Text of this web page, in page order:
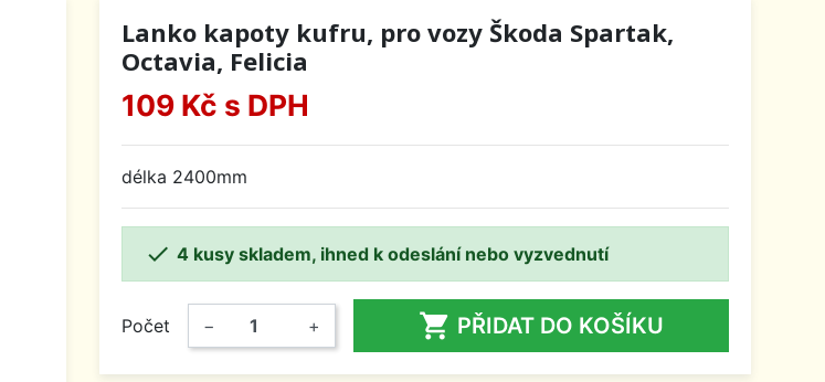
Lanko kapoty kufru, pro vozy Škoda Spartak,
Octavia, Felicia
109 Kč s DPH
délka 2400mm
 4 kusy skladem, ihned k odeslání nebo vyzvednutí
Počet − +  PŘIDAT DO KOŠÍKU